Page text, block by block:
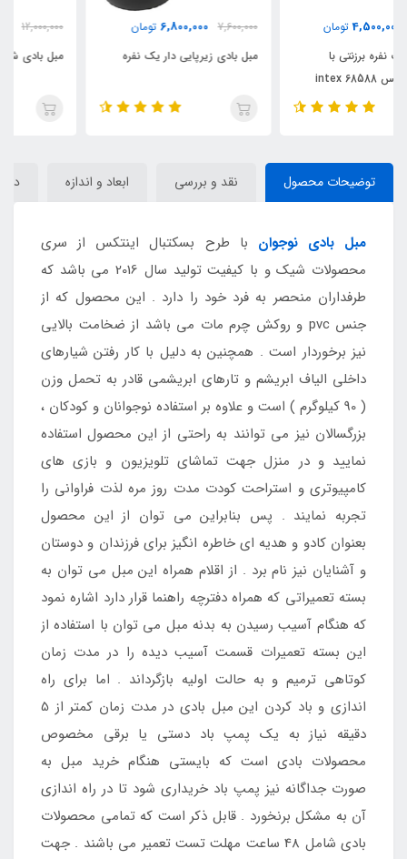
7,600,000
6,800,000
تومان
مبل بادی زیرپایی دار یک نفره
12,000,000
9,800,000
تومان
مبل بادی شیب دار یک نفره اینتایم
توضیحات محصول نقد و بررسی ابعاد و اندازه
مبل بادی نوجوان با طرح بسکتبال اینتکس از سری
محصولات شیک و با کیفیت تولید سال 2016 می باشد که
طرفداران منحصر به فرد خود را دارد . این محصول که از
جنس pvc و روکش چرم مات می باشد از ضخامت بالایی
نیز برخوردار است . همچنین به دلیل با کار رفتن شیارهای
داخلی الیاف ابریشم و تارهای ابریشمی قادر به تحمل وزن
( 90 کیلوگرم ) است و علاوه بر استفاده نوجوانان و کودکان ،
بزرگسالان نیز می توانند به راحتی از این محصول استفاده
نمایید و در منزل جهت تماشای تلویزیون و بازی های
کامپیوتری و استراحت کودت مدت روز مره لذت فراوانی را
تجربه نمایند . پس بنابراین می توان از این محصول
بعنوان کادو و هدیه ای خاطره انگیز برای فرزندان و دوستان
و آشنایان نیز نام برد . از اقلام همراه این مبل می توان به
بسته تعمیراتی که همراه دفترچه راهنما قرار دارد اشاره نمود
که هنگام آسیب رسیدن به بدنه مبل می توان با استفاده از
این بسته تعمیرات قسمت آسیب دیده را در مدت زمان
کوتاهی ترمیم و به حالت اولیه بازگرداند . اما برای راه
اندازی و باد کردن این مبل بادی در مدت زمان کمتر از 5
دقیقه نیاز به یک پمپ باد دستی یا برقی مخصوص
محصولات بادی است که بایستی هنگام خرید مبل به
صورت جداگانه نیز پمپ باد خریداری شود تا در راه اندازی
آن به مشکل برنخورد . قابل ذکر است که تمامی محصولات
بادی شامل 48 ساعت مهلت تست تعمیر می باشند . جهت